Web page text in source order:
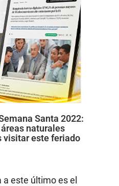
Santa 2022:
naturales
visitar este feriado
a este último es el